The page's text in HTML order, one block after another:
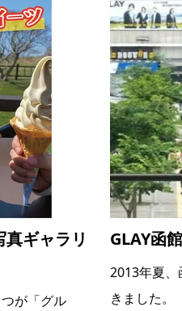
ギャラリ
が「グル
GLAY函
2013年夏、
きました。